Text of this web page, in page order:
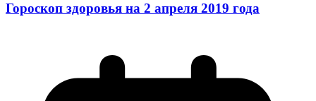
Гороскоп здоровья на 2 апреля 2019 года